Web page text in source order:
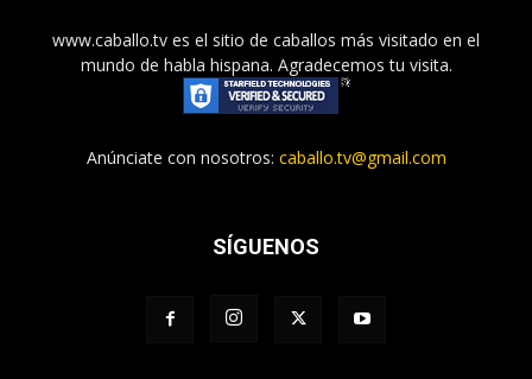
www.caballo.tv es el sitio de caballos más visitado en el
mundo de habla hispana. Agradecemos tu visita.
Anúnciate con nosotros: caballo.tv@gmail.com
SÍGUENOS